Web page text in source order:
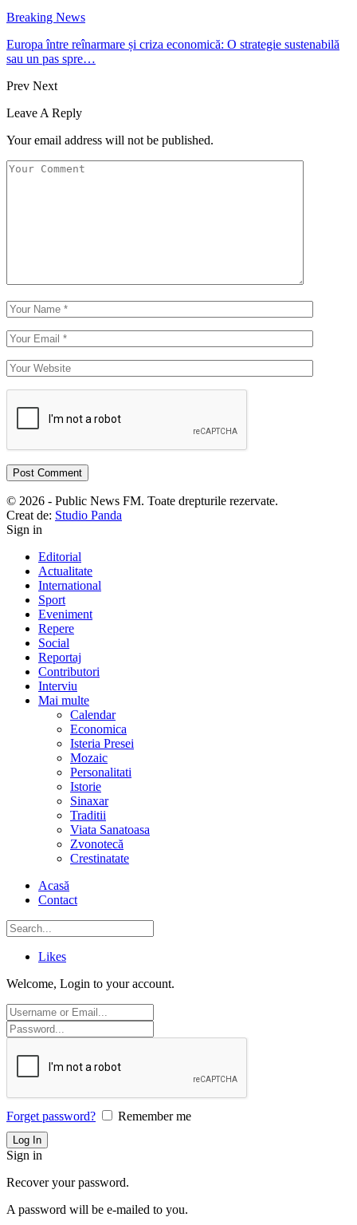
Breaking News
Europa între reînarmare și criza economică: O strategie sustenabilă
sau un pas spre…
Prev Next
Leave A Reply
Your email address will not be published.
© 2026 - Public News FM. Toate drepturile rezervate.
Creat de: Studio Panda
Sign in
Editorial
Actualitate
International
Sport
Eveniment
Repere
Social
Reportaj
Contributori
Interviu
Mai multe
Calendar
Economica
Isteria Presei
Mozaic
Personalitati
Istorie
Sinaxar
Traditii
Viata Sanatoasa
Zvonotecă
Crestinatate
Acasă
Contact
Likes
Welcome, Login to your account.
Forget password? Remember me
Sign in
Recover your password.
A password will be e-mailed to you.